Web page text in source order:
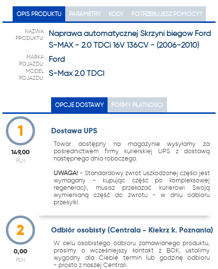
OPIS PRODUKTU PARAMETRY KODY POTRZEBUJESZ POMOCY?
NAZWA
PRODUKTU:
Naprawa automatycznej Skrzyni biegów Ford
S-MAX - 2.0 TDCi 16V 136CV - (2006-2010)
MARKA
POJAZDU:
Ford
MODEL
POJAZDU:
S-Max 2.0 TDCI
OPCJE DOSTAWY FORMY PŁATNOŚCI
1
149,00
PLN
Dostawa UPS
Towar dostępny na magazynie wysyłamy za
pośrednictwem firmy kurierskiej UPS z dostawą
następnego dnia roboczego.
UWAGA! - Standardowy zwrot uszkodzonej części jest
wymagany - kupując część po kompleksowej
regeneracji, musisz przekazać kurierowi Swoją
wymienianą część do zwrotu - w dniu odbioru
przesyłki.
2
0,00
PLN
Odbiór osobisty (Centrala - Kiekrz k. Poznania)
W celu osobistego odbioru zamawianego produktu,
prosimy o wcześniejszy kontakt z BOK, ustalimy
wygodny dla Ciebie termin lub godzinę odbioru
- prosto z naszej Centrali.